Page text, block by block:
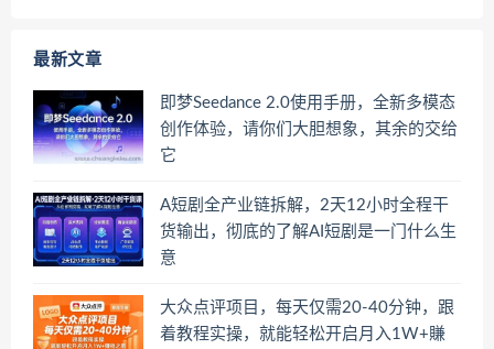
最新文章
即梦Seedance 2.0使用手册，全新多模态
创作体验，请你们大胆想象，其余的交给
它
A短剧全产业链拆解，2天12小时全程干
货输出，彻底的了解AI短剧是一门什么生
意
大众点评项目，每天仅需20-40分钟，跟
着教程实操，就能轻松开启月入1W+賺